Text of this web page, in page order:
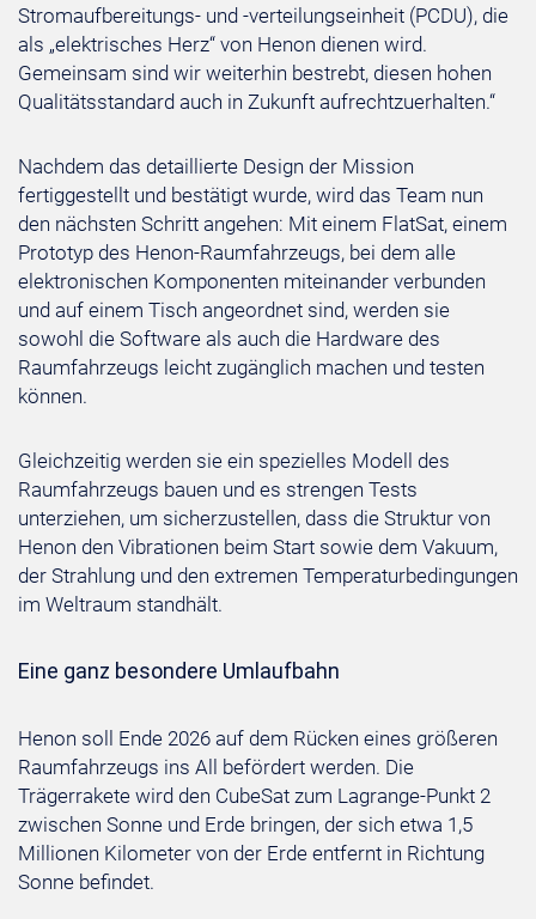
Stromaufbereitungs- und -verteilungseinheit (PCDU), die
als „elektrisches Herz“ von Henon dienen wird.
Gemeinsam sind wir weiterhin bestrebt, diesen hohen
Qualitätsstandard auch in Zukunft aufrechtzuerhalten.“
Nachdem das detaillierte Design der Mission
fertiggestellt und bestätigt wurde, wird das Team nun
den nächsten Schritt angehen: Mit einem FlatSat, einem
Prototyp des Henon-Raumfahrzeugs, bei dem alle
elektronischen Komponenten miteinander verbunden
und auf einem Tisch angeordnet sind, werden sie
sowohl die Software als auch die Hardware des
Raumfahrzeugs leicht zugänglich machen und testen
können.
Gleichzeitig werden sie ein spezielles Modell des
Raumfahrzeugs bauen und es strengen Tests
unterziehen, um sicherzustellen, dass die Struktur von
Henon den Vibrationen beim Start sowie dem Vakuum,
der Strahlung und den extremen Temperaturbedingungen
im Weltraum standhält.
Eine ganz besondere Umlaufbahn
Henon soll Ende 2026 auf dem Rücken eines größeren
Raumfahrzeugs ins All befördert werden. Die
Trägerrakete wird den CubeSat zum Lagrange-Punkt 2
zwischen Sonne und Erde bringen, der sich etwa 1,5
Millionen Kilometer von der Erde entfernt in Richtung
Sonne befindet.